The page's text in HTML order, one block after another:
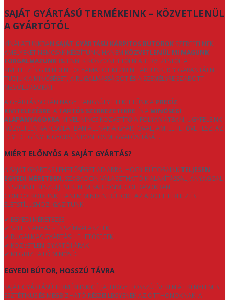
SAJÁT GYÁRTÁSÚ TERMÉKEINK – KÖZVETLENÜL
A GYÁRTÓTÓL
KÍNÁLATUNKBAN SAJÁT GYÁRTÁSÚ KÁRPITOS BÚTOROK SZEREPELNEK,
AMELYEKET NEMCSAK KÉSZÍTÜNK, HANEM KÖZVETLENÜL MI MAGUNK
FORGALMAZUNK IS. ENNEK KÖSZÖNHETŐEN A TERVEZÉSTŐL A
KIVITELEZÉSIG MINDEN FOLYAMATOT KÉZBEN TARTUNK, ÍGY GARANTÁLNI
TUDJUK A MINŐSÉGET, A RUGALMASSÁGOT ÉS A SZEMÉLYRE SZABOTT
MEGOLDÁSOKAT.
A GYÁRTÁS SORÁN NAGY HANGSÚLYT FEKTETÜNK A PRECÍZ
KIVITELEZÉSRE, A TARTÓS SZERKEZETEKRE ÉS A MINŐSÉGI
ALAPANYAGOKRA. MIVEL NINCS KÖZVETÍTŐ A FOLYAMATBAN, ÜGYFELEINK
KÖZVETLEN KAPCSOLATBAN ÁLLNAK A GYÁRTÓVAL, AMI LEHETŐVÉ TESZI AZ
EGYEDI IGÉNYEK GYORS ÉS PONTOS MEGVALÓSÍTÁSÁT.
MIÉRT ELŐNYÖS A SAJÁT GYÁRTÁS?
A SAJÁT GYÁRTÁS LEHETŐSÉGET AD ARRA, HOGY BÚTORAINK TELJESEN
EGYEDI MÉRETBEN, SZABADON VÁLASZTHATÓ KIALAKÍTÁSSAL, ANYAGGAL
ÉS SZÍNNEL KÉSZÜLJENEK. NEM SABLONMEGOLDÁSOKBAN
GONDOLKODUNK, HANEM MINDEN BÚTORT AZ ADOTT TÉRHEZ ÉS
ÉLETSTÍLUSHOZ IGAZÍTUNK.
✔ EGYEDI MÉRETEZÉS
✔ SZÉLES ANYAG- ÉS SZÍNVÁLASZTÉK
✔ RUGALMAS GYÁRTÁSI LEHETŐSÉGEK
✔ KÖZVETLEN GYÁRTÓI ÁRAK
✔ MEGBÍZHATÓ MINŐSÉG
EGYEDI BÚTOR, HOSSZÚ TÁVRA
SAJÁT GYÁRTÁSÚ TERMÉKEINK CÉLJA, HOGY HOSSZÚ ÉVEKEN ÁT KÉNYELMES,
ESZTÉTIKUS ÉS MEGBÍZHATÓ RÉSZEI LEGYENEK AZ OTTHONOKNAK. A